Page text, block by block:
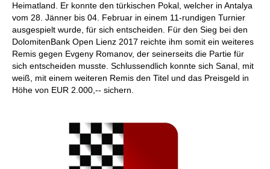
Heimatland. Er konnte den türkischen Pokal, welcher in Antalya
vom 28. Jänner bis 04. Februar in einem 11-rundigen Turnier
ausgespielt wurde, für sich entscheiden. Für den Sieg bei den
DolomitenBank Open Lienz 2017 reichte ihm somit ein weiteres
Remis gegen Evgeny Romanov, der seinerseits die Partie für
sich entscheiden musste. Schlussendlich konnte sich Sanal, mit
weiß, mit einem weiteren Remis den Titel und das Preisgeld in
Höhe von EUR 2.000,-- sichern.